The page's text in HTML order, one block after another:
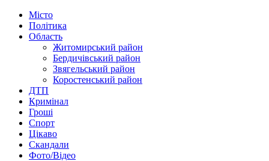
Місто
Політика
Область
Житомирський район
Бердичівський район
Звягельський район
Коростенський район
ДТП
Кримінал
Гроші
Спорт
Цікаво
Скандали
Фото/Відео